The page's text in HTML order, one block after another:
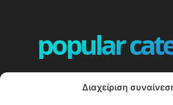
Διαχείριση
popular